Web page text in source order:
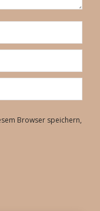
Browser speichern,